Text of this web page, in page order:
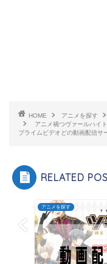
HOME アニメを探す
アニメ禍つヴァールハイ
プライムビデオどの動画配信サ
RELATED
アニメを探す